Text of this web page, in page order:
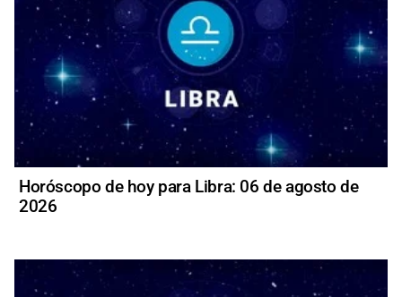
Horóscopo de hoy para Libra: 06 de agosto de
2026